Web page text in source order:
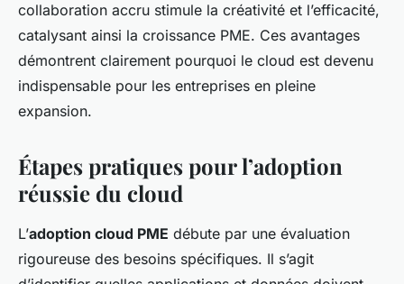
collaboration accru stimule la créativité et l’efficacité,
catalysant ainsi la croissance PME. Ces avantages
démontrent clairement pourquoi le cloud est devenu
indispensable pour les entreprises en pleine
expansion.
Étapes pratiques pour l’adoption
réussie du cloud
L’adoption cloud PME débute par une évaluation
rigoureuse des besoins spécifiques. Il s’agit